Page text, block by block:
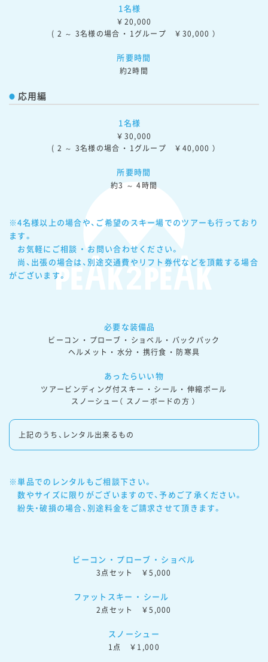
1名様
￥20,000
( 2 ～ 3名様の場合 ・ 1グループ　￥30,000 ）
所要時間
約2時間
応用編
1名様
￥30,000
( 2 ～ 3名様の場合 ・ 1グループ　￥40,000 ）
所要時間
約3 ～ 4時間
※4名様以上の場合や、ご希望のスキー場でのツアーも行っており
ます。
お気軽にご相談 ・ お問い合わせください。
尚、出張の場合は、別途交通費やリフト券代などを頂戴する場合
がございます。
必要な装備品
ビーコン ・ プローブ ・ ショベル ・ バックパック
ヘルメット ・ 水分 ・ 携行食 ・ 防寒具
あったらいい物
ツアービンディング付スキー ・ シール ・ 伸縮ポール
スノーシュー（ スノーボードの方 ）
上記のうち、レンタル出来るもの
※単品でのレンタルもご相談下さい。
数やサイズに限りがございますので、予めご了承ください。
紛失・破損の場合、別途料金をご請求させて頂きます。
ビーコン ・ プローブ ・ ショベル
3点セット　￥5,000
ファットスキー ・ シール
2点セット　￥5,000
スノーシュー
1点　￥1,000